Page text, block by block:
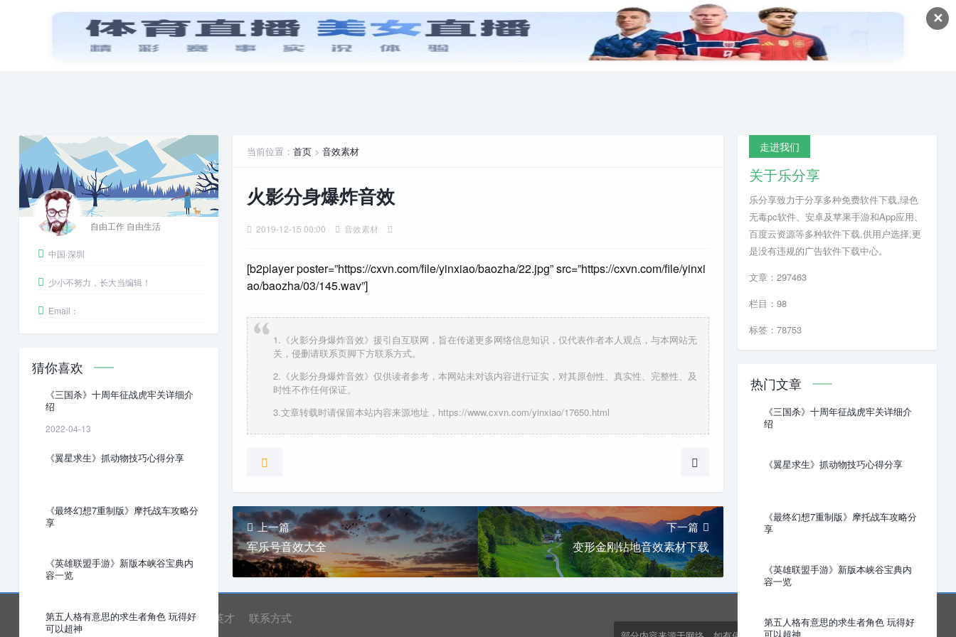
✕
首页 PPT模板 娱乐八卦 安卓游戏 游戏攻略 电脑游戏
当前位置： 首页> 音效素材
火影分身爆炸音效
2019-12-15 00:00 音效素材
[b2player poster=”https://cxvn.com/file/yinxiao/baozha/22.jpg” src=”https://cxvn.com/file/yinxi
ao/baozha/03/145.wav”]
1.《火影分身爆炸音效》援引自互联网，旨在传递更多网络信息知识，仅代表作者本人观点，与本网站无
关，侵删请联系页脚下方联系方式。
2.《火影分身爆炸音效》仅供读者参考，本网站未对该内容进行证实，对其原创性、真实性、完整性、及
时性不作任何保证。
3.文章转载时请保留本站内容来源地址，https://www.cxvn.com/yinxiao/17650.html
上一篇
军乐号音效大全
下一篇
变形金刚钻地音效素材下载
自由工作 自由生活
中国·深圳
少小不努力，长大当编辑！
Email：
猜你喜欢
《三国杀》十周年征战虎牢关详细介
绍
2022-04-13
《翼星求生》抓动物技巧心得分享
《最终幻想7重制版》摩托战车攻略分
享
《英雄联盟手游》新版本峡谷宝典内
容一览
第五人格有意思的求生者角色 玩得好
可以超神
走进我们
关于乐分享
乐分享致力于分享多种免费软件下载,绿色
无毒pc软件、安卓及苹果手游和App应用、
百度云资源等多种软件下载,供用户选择,更
是没有违规的广告软件下载中心。
文章：297463
栏目：98
标签：78753
热门文章
《三国杀》十周年征战虎牢关详细介
绍
《翼星求生》抓动物技巧心得分享
《最终幻想7重制版》摩托战车攻略分
享
《英雄联盟手游》新版本峡谷宝典内
容一览
第五人格有意思的求生者角色 玩得好
可以超神
网站首页 关于我们 诚聘英才 联系方式